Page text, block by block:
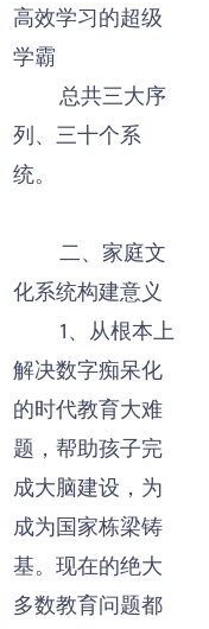
高效学习的超级
学霸
总共三大序
列、三十个系
统。
二、家庭文
化系统构建意义
1、从根本上
解决数字痴呆化
的时代教育大难
题，帮助孩子完
成大脑建设，为
成为国家栋梁铸
基。现在的绝大
多数教育问题都